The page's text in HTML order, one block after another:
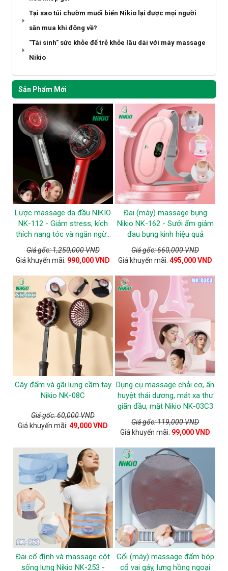
Tại sao túi chườm muối biển Nikio lại được mọi người
săn mua khi đông về?
"Tái sinh" sức khỏe để trẻ khỏe lâu dài với máy massage
Nikio
Sản Phẩm Mới
Lược massage da đầu NIKIO
NK-112 - Giảm stress, kích
thích nang tóc và ngăn ngừa
tóc gãy rụng
Giá gốc: 1,250,000 VND
Giá khuyến mãi: 990,000 VND
Đai (máy) massage bụng
Nikio NK-162 - Sưởi ấm giảm
đau bụng kinh hiệu quả
Giá gốc: 660,000 VND
Giá khuyến mãi: 495,000 VND
Cây đấm và gãi lưng cầm tay
Nikio NK-08C
Giá gốc: 60,000 VND
Giá khuyến mãi: 49,000 VND
Dụng cụ massage chải cơ, ấn
huyệt thái dương, mát xa thư
giãn đầu, mặt Nikio NK-03C3
Giá gốc: 119,000 VND
Giá khuyến mãi: 99,000 VND
Đai cố định và massage cột
sống lưng Nikio NK-253 -
Gối (máy) massage đấm bóp
cổ vai gáy, lưng hồng ngoại